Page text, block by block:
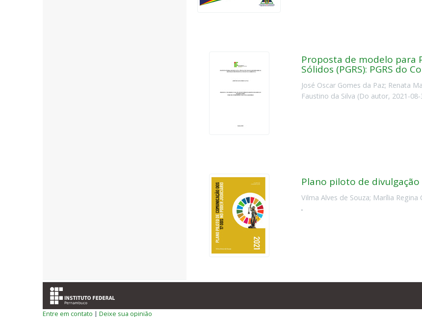
Proposta de modelo para
Sólidos (PGRS): PGRS do
José Oscar Gomes da Paz; Renata
Faustino da Silva (Do autor, 2021-08-
Plano piloto de
Vilma Alves de Souza; Marília Regina
.
Entre em contato | Deixe sua opinião